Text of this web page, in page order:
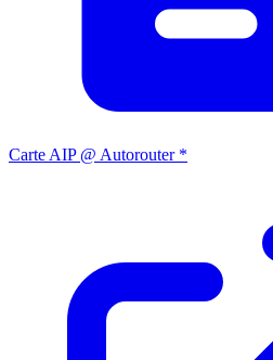
Carte AIP @ Autorouter *